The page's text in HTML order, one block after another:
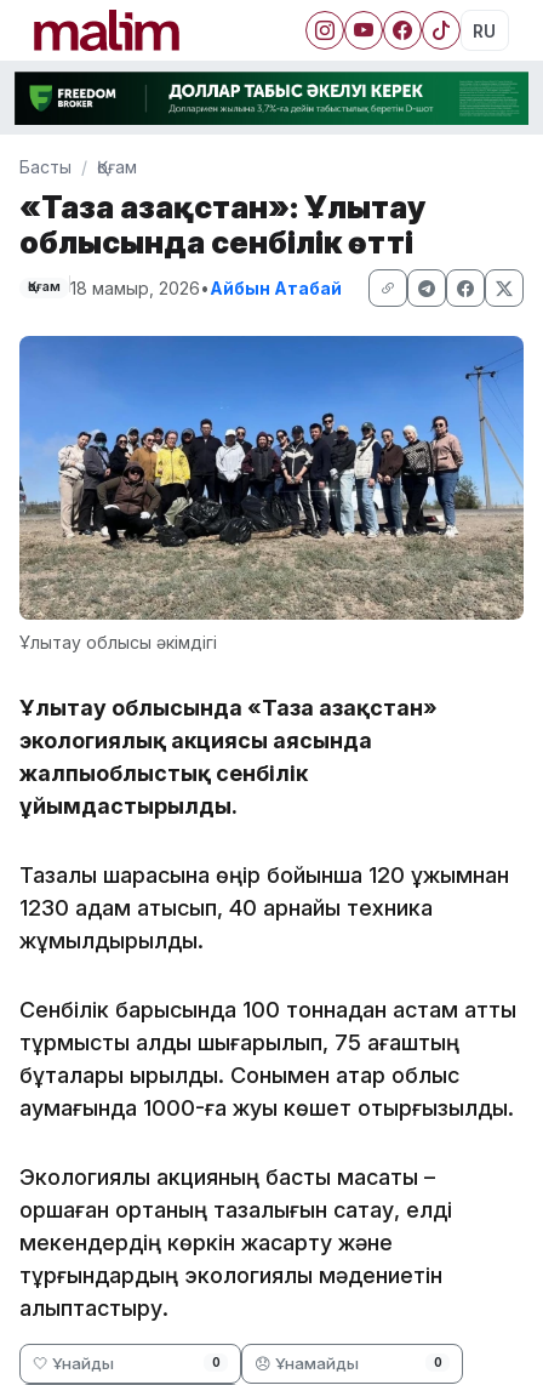
RU
Басты Қоғам
«Таза Қазақстан»: Ұлытау
облысында сенбілік өтті
Қоғам 18 мамыр, 2026•Айбын Атабай
Ұлытау облысы әкімдігі
Ұлытау облысында «Таза Қазақстан»
экологиялық акциясы аясында
жалпыоблыстық сенбілік
ұйымдастырылды.
Тазалық шарасына өңір бойынша 120 ұжымнан
1230 адам қатысып, 40 арнайы техника
жұмылдырылды.
Сенбілік барысында 100 тоннадан астам қатты
тұрмыстық қалдық шығарылып, 75 ағаштың
бұталары қырқылды. Сонымен қатар облыс
аумағында 1000-ға жуық көшет отырғызылды.
Экологиялық акцияның басты мақсаты –
қоршаған ортаның тазалығын сақтау, елді
мекендердің көркін жақсарту және
тұрғындардың экологиялық мәдениетін
қалыптастыру.
🤍 Ұнайды 0 😞 Ұнамайды 0